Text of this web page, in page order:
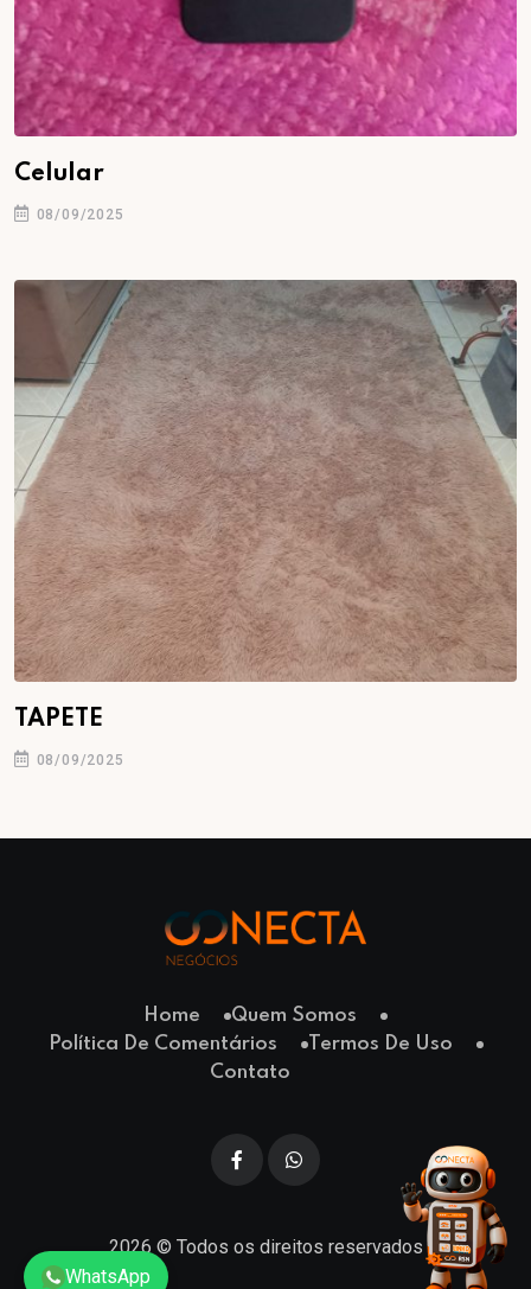
Celular
08/09/2025
TAPETE
08/09/2025
Home
Quem Somos
Política De Comentários
Termos De Uso
Contato
2026 © Todos os direitos reservados
WhatsApp